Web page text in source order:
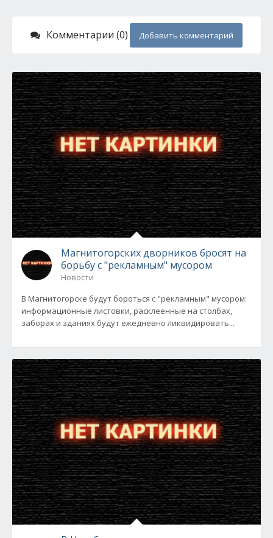
Комментарии (0) Добавить комментарий
Магнитогорских дворников бросят на
борьбу с "рекламным" мусором
Новости
В Магнитогорске будут бороться с "рекламным" мусором:
информационные листовки, расклеенные на столбах,
заборах и зданиях будут ежедневно ликвидировать...